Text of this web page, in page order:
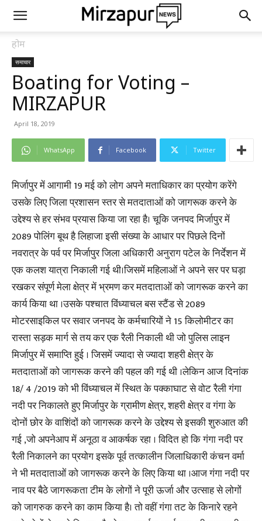
होम
समाचार
Boating for Voting –
MIRZAPUR
April 18, 2019
WhatsApp Facebook Twitter
मिर्जापुर में आगामी 19 मई को लोग अपने मताधिकार का प्रयोग करेंगे
उसके लिए जिला प्रशासन स्तर से मतदाताओं को जागरूक करने के
उद्देश्य से हर संभव प्रयास किया जा रहा है। चूकि जनपद मिर्जापुर में
2089 पोलिंग बूथ है लिहाजा इसी संख्या के आधार पर पिछले दिनों
नवरात्र के पर्व पर मिर्जापुर जिला अधिकारी अनुराग पटेल के निर्देशन में
एक कलश यात्रा निकाली गई थी।जिसमें महिलाओं ने अपने सर पर घड़ा
रखकर संपूर्ण मेला क्षेत्र में भ्रमण कर मतदाताओं को जागरूक करने का
कार्य किया था ।उसके पश्चात विंध्याचल बस स्टैंड से 2089
मोटरसाइकिल पर सवार जनपद के कर्मचारियों ने 15 किलोमीटर का
रास्ता सड़क मार्ग से तय कर एक रैली निकाली थी जो पुलिस लाइन
मिर्जापुर में समाप्ति हुई । जिसमें ज्यादा से ज्यादा शहरी क्षेत्र के
मतदाताओं को जागरूक करने की पहल की गई थी ।लेकिन आज दिनांक
18/ 4 /2019 को भी विंध्याचल में स्थित के पक्काघाट से वोट रैली गंगा
नदी पर निकालते हुए मिर्जापुर के ग्रामीण क्षेत्र, शहरी क्षेत्र व गंगा के
दोनों छोर के वाशिंदों को जागरूक करने के उद्देश्य से इसकी शुरुआत की
गई ,जो अपनेआप में अनूठा व आकर्षक रहा । विदित हो कि गंगा नदी पर
रैली निकालने का प्रयोग इसके पूर्व तत्कालीन जिलाधिकारी कंचन वर्मा
ने भी मतदाताओं को जागरूक करने के लिए किया था ।आज गंगा नदी पर
नाव पर बैठे जागरूकता टीम के लोगों ने पूरी ऊर्जा और उत्साह से लोगों
को जागरुक करने का काम किया है। तो वहीं गंगा तट के किनारे रहने